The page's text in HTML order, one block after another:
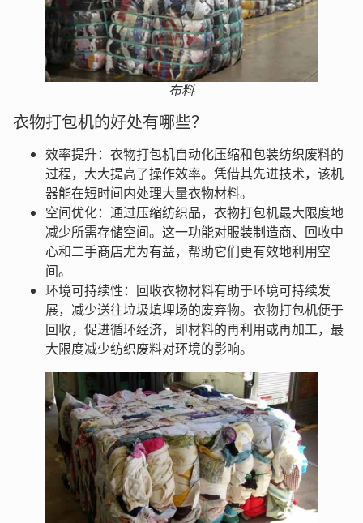
布料
衣物打包机的好处有哪些？
效率提升：衣物打包机自动化压缩和包装纺织废料的
过程，大大提高了操作效率。凭借其先进技术，该机
器能在短时间内处理大量衣物材料。
空间优化：通过压缩纺织品，衣物打包机最大限度地
减少所需存储空间。这一功能对服装制造商、回收中
心和二手商店尤为有益，帮助它们更有效地利用空
间。
环境可持续性：回收衣物材料有助于环境可持续发
展，减少送往垃圾填埋场的废弃物。衣物打包机便于
回收，促进循环经济，即材料的再利用或再加工，最
大限度减少纺织废料对环境的影响。